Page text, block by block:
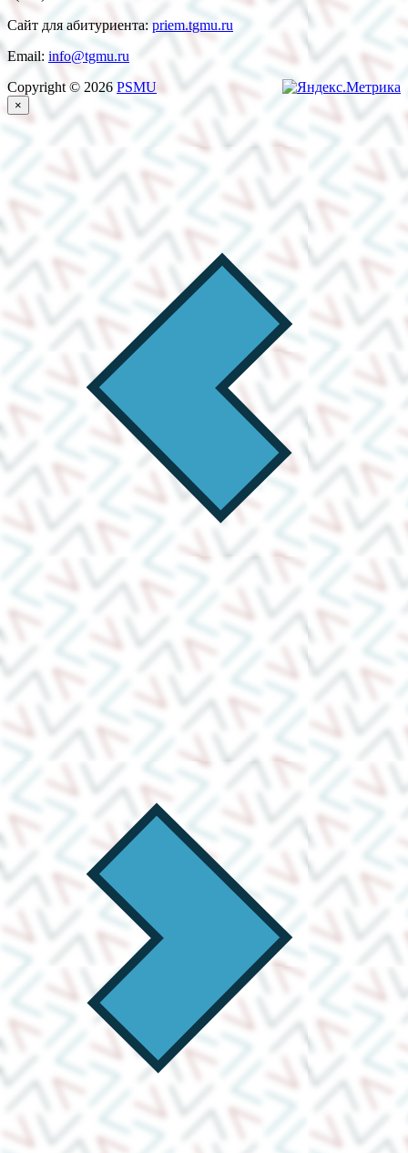
Сайт для абитуриента: priem.tgmu.ru
Email: info@tgmu.ru
Copyright © 2026 PSMU
×